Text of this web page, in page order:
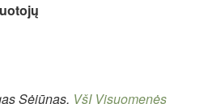
Sėjūnas, VšĮ Visuomenės